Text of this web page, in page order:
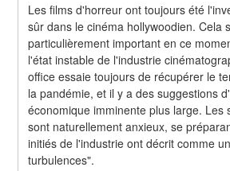
Les films d'horreur ont toujours été
sûr dans le cinéma hollywoodien. Cela
particulièrement important en ce
l'état instable de l'industrie
office essaie toujours de récupérer le
la pandémie, et il y a des suggestions
économique imminente plus large. Les
sont naturellement anxieux, se
initiés de l'industrie ont décrit comme
turbulences".